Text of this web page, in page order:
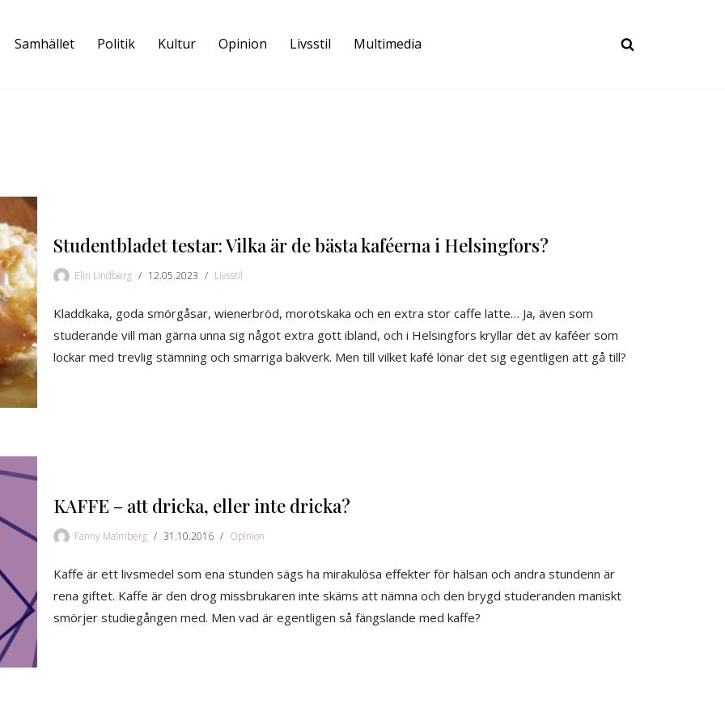
Samhället Politik Kultur Opinion Livsstil Multimedia
Studentbladet testar: Vilka är de bästa kaféerna i Helsingfors?
Elin Lindberg 12.05.2023 Livsstil
Kladdkaka, goda smörgåsar, wienerbröd, morotskaka och en extra stor caffe latte… Ja, även som
studerande vill man gärna unna sig något extra gott ibland, och i Helsingfors kryllar det av kaféer som
lockar med trevlig stämning och smarriga bakverk. Men till vilket kafé lönar det sig egentligen att gå till?
KAFFE – att dricka, eller inte dricka?
Fanny Malmberg 31.10.2016 Opinion
Kaffe är ett livsmedel som ena stunden sägs ha mirakulösa effekter för hälsan och andra stundenn är
rena giftet. Kaffe är den drog missbrukaren inte skäms att nämna och den brygd studeranden maniskt
smörjer studiegången med. Men vad är egentligen så fängslande med kaffe?